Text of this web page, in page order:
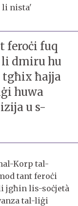
li nista'
feroċi fuq
dmiru hu
tgħix ħajja
huwa
u s-
Korp tal-
tant feroċi
jgħin lis-soċjetà
tal-liġi